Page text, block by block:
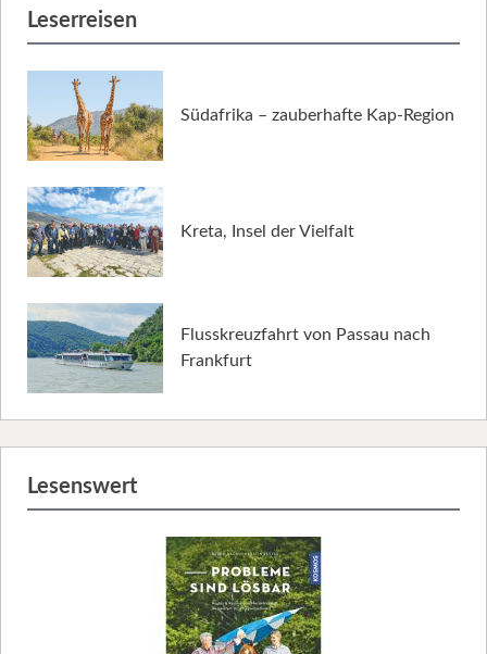
Leserreisen
Südafrika – zauberhafte Kap-Region
Kreta, Insel der Vielfalt
Flusskreuzfahrt von Passau nach
Frankfurt
Lesenswert